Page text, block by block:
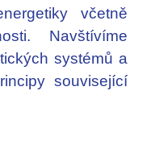
včetně
Navštívíme
systémů a
související